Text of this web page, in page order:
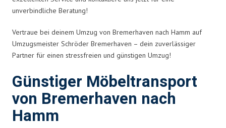
unverbindliche Beratung!
Vertraue bei deinem Umzug von Bremerhaven nach Hamm auf
Umzugsmeister Schröder Bremerhaven – dein zuverlässiger
Partner für einen stressfreien und günstigen Umzug!
Günstiger Möbeltransport
von Bremerhaven nach
Hamm